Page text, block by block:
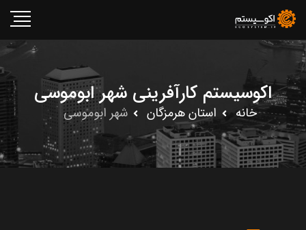
اکوسیستم کارآفرینی شهر ابوموسى
خانه استان هرمزگان شهر ابوموسى